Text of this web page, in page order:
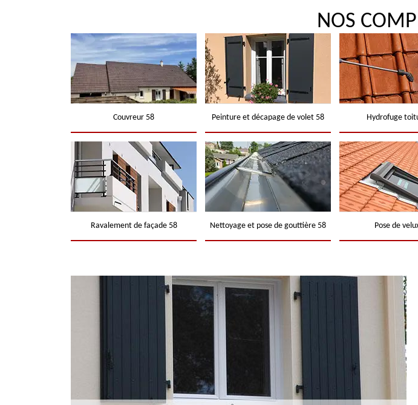
NOS
Couvreur 58 Peinture et décapage de volet 58 Hydrofuge
Ravalement de façade 58 Nettoyage et pose de gouttière 58 Pose de